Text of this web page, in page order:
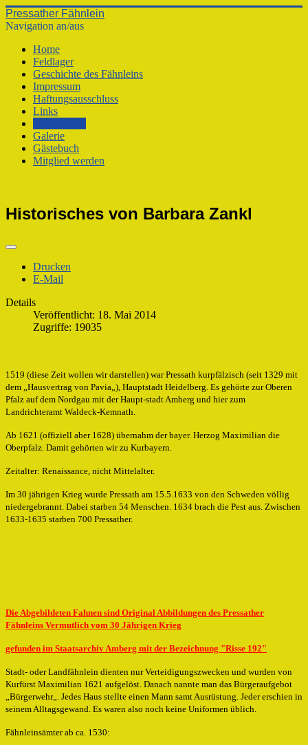
Pressather Fähnlein
Navigation an/aus
Home
Feldlager
Geschichte des Fähnleins
Impressum
Haftungsausschluss
Links
Galerie
Gästebuch
Mitglied werden
Historisches von Barbara Zankl
Drucken
E-Mail
Details
Veröffentlicht: 18. Mai 2014
Zugriffe: 19035
1519 (diese Zeit wollen wir darstellen) war Pressath kurpfälzisch (seit 1329 mit
dem „Hausvertrag von Pavia„), Hauptstadt Heidelberg. Es gehörte zur Oberen
Pfalz auf dem Nordgau mit der Haupt-stadt Amberg und hier zum
Landrichteramt Waldeck-Kemnath.
Ab 1621 (offiziell aber 1628) übernahm der bayer. Herzog Maximilian die
Oberpfalz. Damit gehörten wir zu Kurbayern.
Zeitalter: Renaissance, nicht Mittelalter.
Im 30 jährigen Krieg wurde Pressath am 15.5.1633 von den Schweden völlig
niedergebrannt. Dabei starben 54 Menschen. 1634 brach die Pest aus. Zwischen
1633-1635 starben 700 Pressather.
Die Abgebildeten Fahnen sind Original Abbildungen des Pressather
Fähnleins Vermutlich vom 30 Jährigen Krieg
gefunden im Staatsarchiv Amberg mit der Bezeichnung "Risse 192"
Stadt- oder Landfähnlein dienten nur Verteidigungszwecken und wurden von
Kurfürst Maximilian 1621 aufgelöst. Danach nannte man das Bürgeraufgebot
„Bürgerwehr„. Jedes Haus stellte einen Mann samt Ausrüstung. Jeder erschien in
seinem Alltagsgewand. Es waren also noch keine Uniformen üblich.
Fähnleinsämter ab ca. 1530: